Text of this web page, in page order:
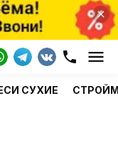
СУХИЕ